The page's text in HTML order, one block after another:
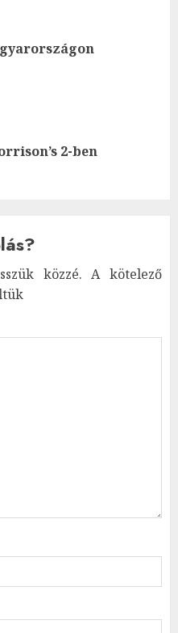
2-ben
közzé. A kötelező